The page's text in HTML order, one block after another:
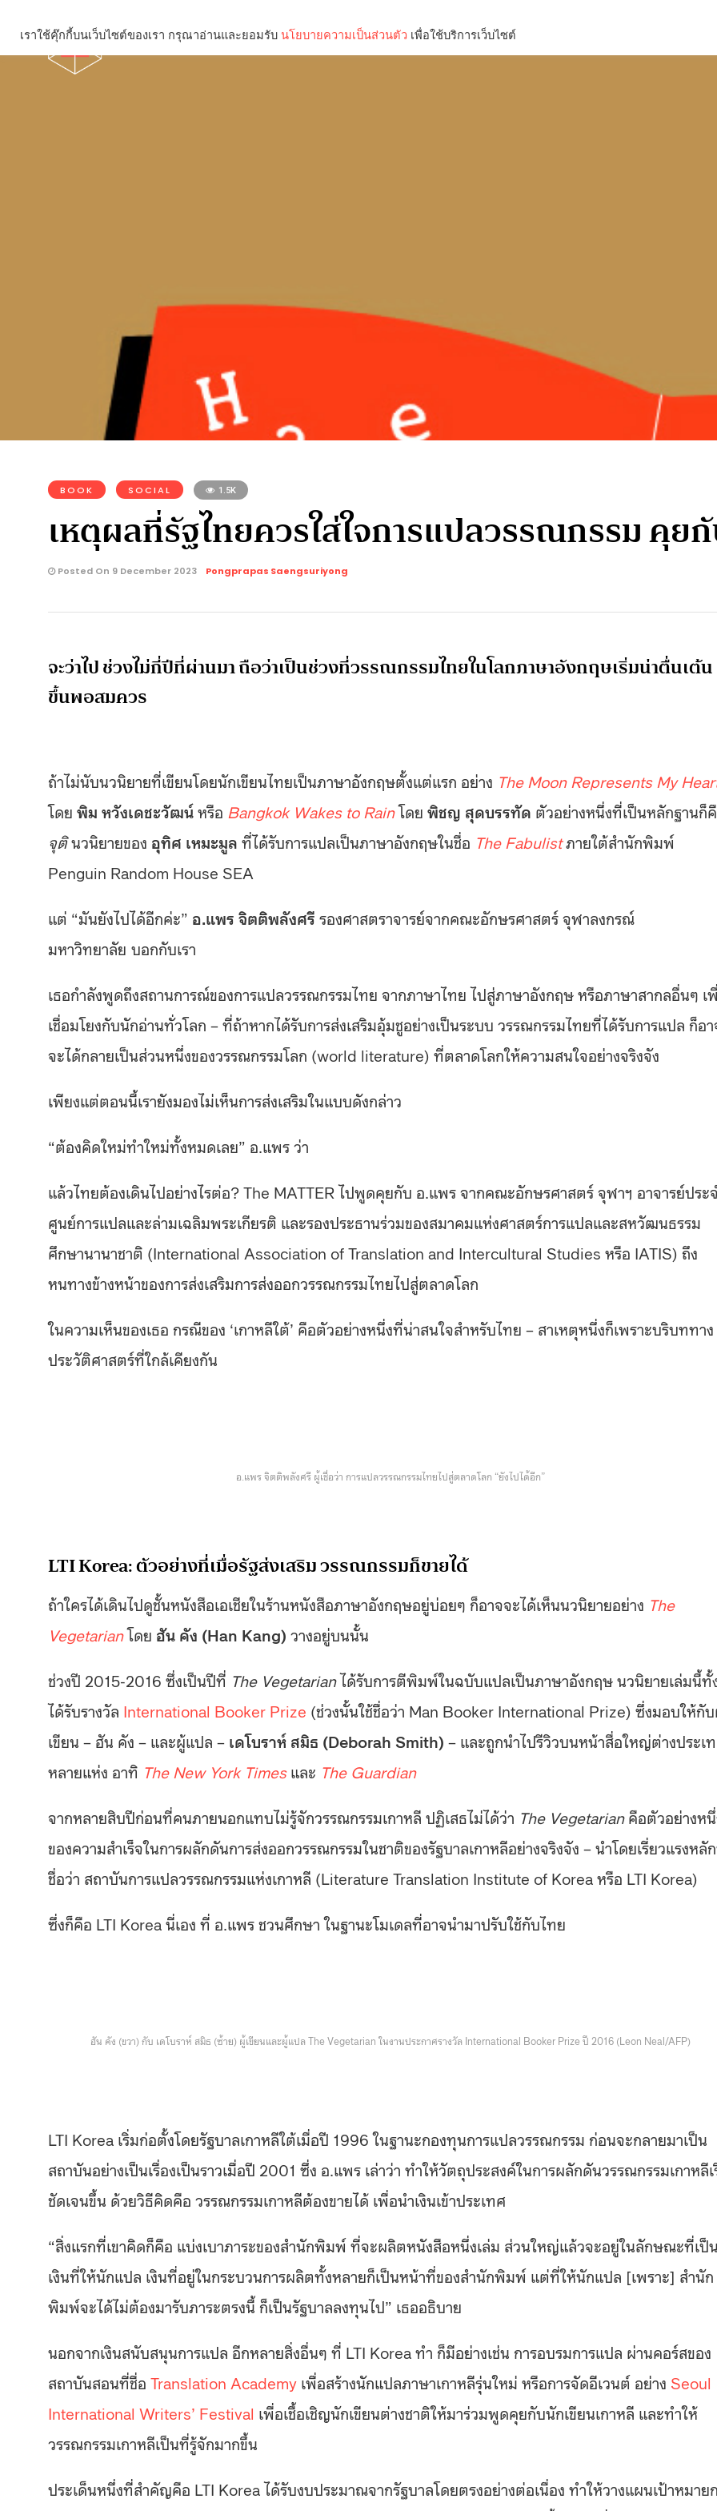
BOOK SOCIAL 1.5K
เหตุผลที่รัฐไทยควรใส่ใจการแปลวรรณกรรม คุ
Posted On 9 December 2023 Pongprapas Saengsuriyong
จะว่าไป ช่วงไม่กี่ปีที่ผ่านมา ถือว่าเป็นช่วงที่วรรณกรรมไทยในโลกภาษาอังกฤษเริ่มน่าตื่นเต้น
ขึ้นพอสมควร
ถ้าไม่นับนวนิยายที่เขียนโดยนักเขียนไทยเป็นภาษาอังกฤษตั้งแต่แรก อย่าง The Moon Represents My
โดย พิม หวังเดชะวัฒน์หรือ Bangkok Wakes to Rainโดย พิชญ สุดบรรทัด ตัวอย่างหนึ่งที่เป็นหลักฐานก็
จุตินวนิยายของ อุทิศ เหมะมูล ที่ได้รับการแปลเป็นภาษาอังกฤษในชื่อ The Fabulistภายใต้สำนักพิมพ์
Penguin Random House SEA
แต่ “มันยังไปได้อีกค่ะ” อ.แพร จิตติพลังศรี รองศาสตราจารย์จากคณะอักษรศาสตร์ จุฬาลงกรณ์
มหาวิทยาลัย บอกกับเรา
เธอกำลังพูดถึงสถานการณ์ของการแปลวรรณกรรมไทย จากภาษาไทย ไปสู่ภาษาอังกฤษ หรือภาษาสากลอื่นๆ เ
เชื่อมโยงกับนักอ่านทั่วโลก – ที่ถ้าหากได้รับการส่งเสริมอุ้มชูอย่างเป็นระบบ วรรณกรรมไทยที่ได้รับการแปล ก็อ
จะได้กลายเป็นส่วนหนึ่งของวรรณกรรมโลก (world literature) ที่ตลาดโลกให้ความสนใจอย่างจริงจัง
เพียงแต่ตอนนี้เรายังมองไม่เห็นการส่งเสริมในแบบดังกล่าว
“ต้องคิดใหม่ทำใหม่ทั้งหมดเลย” อ.แพร ว่า
แล้วไทยต้องเดินไปอย่างไรต่อ? The MATTER ไปพูดคุยกับ อ.แพร จากคณะอักษรศาสตร์ จุฬาฯ อาจารย์ประ
ศูนย์การแปลและล่ามเฉลิมพระเกียรติ และรองประธานร่วมของสมาคมแห่งศาสตร์การแปลและสหวัฒนธรรม
ศึกษานานาชาติ (International Association of Translation and Intercultural Studies หรือ IATIS) ถึง
หนทางข้างหน้าของการส่งเสริมการส่งออกวรรณกรรมไทยไปสู่ตลาดโลก
ในความเห็นของเธอ กรณีของ ‘เกาหลีใต้’ คือตัวอย่างหนึ่งที่น่าสนใจสำหรับไทย – สาเหตุหนึ่งก็เพราะบริบททาง
ประวัติศาสตร์ที่ใกล้เคียงกัน
อ.แพร จิตติพลังศรี ผู้เชื่อว่า การแปลวรรณกรรมไทยไปสู่ตลาดโลก “ยังไปได้อีก”
LTI Korea: ตัวอย่างที่เมื่อรัฐส่งเสริม วรรณกรรมก็ขายได้
ถ้าใครได้เดินไปดูชั้นหนังสือเอเชียในร้านหนังสือภาษาอังกฤษอยู่บ่อยๆ ก็อาจจะได้เห็นนวนิยายอย่าง The
Vegetarianโดย ฮัน คัง (Han Kang) วางอยู่บนนั้น
ช่วงปี 2015-2016 ซึ่งเป็นปีที่ The Vegetarianได้รับการตีพิมพ์ในฉบับแปลเป็นภาษาอังกฤษ นวนิยายเล่มนี้ทั้
ได้รับรางวัล International Booker Prize (ช่วงนั้นใช้ชื่อว่า Man Booker International Prize) ซึ่งมอบให้กั
เขียน – ฮัน คัง – และผู้แปล – เดโบราห์ สมิธ (Deborah Smith) – และถูกนำไปรีวิวบนหน้าสื่อใหญ่ต่างประเ
หลายแห่ง อาทิ The New York Times และ The Guardian
จากหลายสิบปีก่อนที่คนภายนอกแทบไม่รู้จักวรรณกรรมเกาหลี ปฏิเสธไม่ได้ว่า The Vegetarianคือตัวอย่างห
ของความสำเร็จในการผลักดันการส่งออกวรรณกรรมในชาติของรัฐบาลเกาหลีอย่างจริงจัง – นำโดยเรี่ยวแรงหลั
ชื่อว่า สถาบันการแปลวรรณกรรมแห่งเกาหลี (Literature Translation Institute of Korea หรือ LTI Korea)
ซึ่งก็คือ LTI Korea นี่เอง ที่ อ.แพร ชวนศึกษา ในฐานะโมเดลที่อาจนำมาปรับใช้กับไทย
ฮัน คัง (ขวา) กับ เดโบราห์ สมิธ (ซ้าย) ผู้เขียนและผู้แปล The Vegetarian ในงานประกาศรางวัล International Booker Prize ปี 2016 (Leon Neal/AFP)
LTI Korea เริ่มก่อตั้งโดยรัฐบาลเกาหลีใต้เมื่อปี 1996 ในฐานะกองทุนการแปลวรรณกรรม ก่อนจะกลายมาเป็น
สถาบันอย่างเป็นเรื่องเป็นราวเมื่อปี 2001 ซึ่ง อ.แพร เล่าว่า ทำให้วัตถุประสงค์ในการผลักดันวรรณกรรมเกาหลี
ชัดเจนขึ้น ด้วยวิธีคิดคือ วรรณกรรมเกาหลีต้องขายได้ เพื่อนำเงินเข้าประเทศ
“สิ่งแรกที่เขาคิดก็คือ แบ่งเบาภาระของสำนักพิมพ์ ที่จะผลิตหนังสือหนึ่งเล่ม ส่วนใหญ่แล้วจะอยู่ในลักษณะที่เป็น
เงินที่ให้นักแปล เงินที่อยู่ในกระบวนการผลิตทั้งหลายก็เป็นหน้าที่ของสำนักพิมพ์ แต่ที่ให้นักแปล [เพราะ] สำนัก
พิมพ์จะได้ไม่ต้องมารับภาระตรงนี้ ก็เป็นรัฐบาลลงทุนไป” เธออธิบาย
นอกจากเงินสนับสนุนการแปล อีกหลายสิ่งอื่นๆ ที่ LTI Korea ทำ ก็มีอย่างเช่น การอบรมการแปล ผ่านคอร์สของ
สถาบันสอนที่ชื่อ Translation Academy เพื่อสร้างนักแปลภาษาเกาหลีรุ่นใหม่ หรือการจัดอีเวนต์ อย่าง Seoul
International Writers’ Festival เพื่อเชื้อเชิญนักเขียนต่างชาติให้มาร่วมพูดคุยกับนักเขียนเกาหลี และทำให้
วรรณกรรมเกาหลีเป็นที่รู้จักมากขึ้น
ประเด็นหนึ่งที่สำคัญคือ LTI Korea ได้รับงบประมาณจากรัฐบาลโดยตรงอย่างต่อเนื่อง ทำให้วางแผนเป้าหมาย
เราใช้คุ๊กกี้บนเว็บไซต์ของเรา กรุณาอ่านและยอมรับ นโยบายความเป็นส่วนตัว เพื่อใช้บริการเว็บไซต์